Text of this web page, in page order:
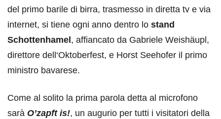
del primo barile di birra, trasmesso in diretta tv e via
internet, si tiene ogni anno dentro lo stand
Schottenhamel , affiancato da Gabriele Weishäupl,
direttore dell‘Oktoberfest, e Horst Seehofer il primo
ministro bavarese.
Come al solito la prima parola detta al microfono
sarà O’zapft is!, un augurio per tutti i visitatori della